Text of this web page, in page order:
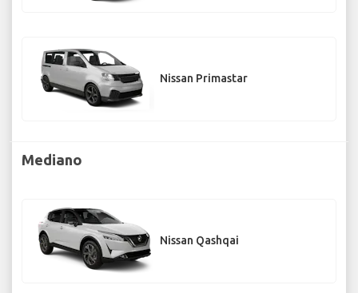
Nissan Primastar
Mediano
Nissan Qashqai